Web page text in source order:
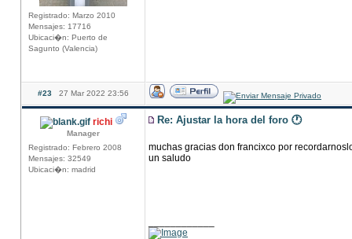
Registrado: Marzo 2010
Mensajes: 17716
Ubicaci�n: Puerto de
Sagunto (Valencia)
#23 27 Mar 2022 23:56
richi
Manager
Registrado: Febrero 2008
Mensajes: 32549
Ubicaci�n: madrid
Re: Ajustar la hora del foro 🕐
muchas gracias don francixco por
un saludo